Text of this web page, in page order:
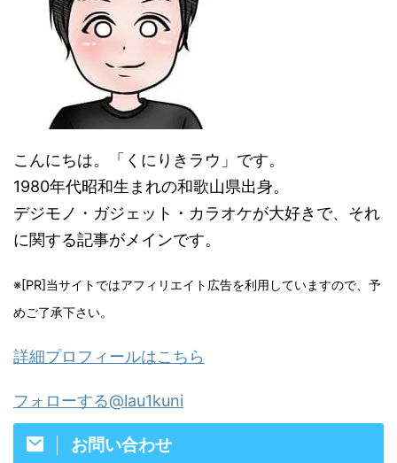
こんにちは。「くにりきラウ」です。
1980年代昭和生まれの和歌山県出身。
デジモノ・ガジェット・カラオケが大好きで、それ
に関する記事がメインです。
※[PR]当サイトではアフィリエイト広告を利用していますので、予
めご了承下さい。
詳細プロフィールはこちら
フォローする@lau1kuni
お問い合わせ